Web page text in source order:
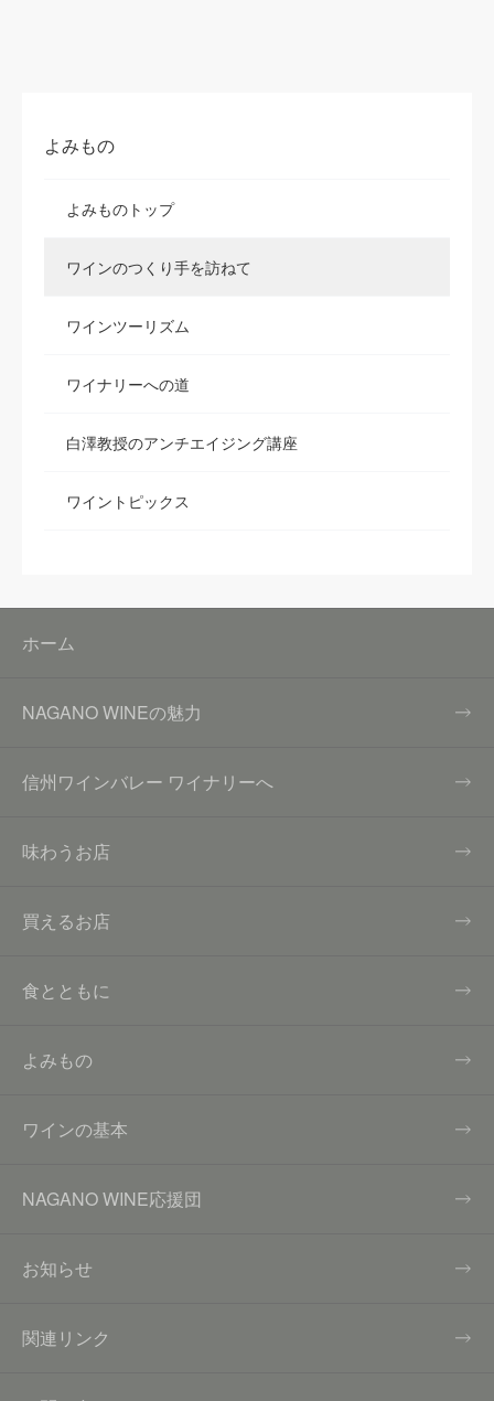
よみもの
よみものトップ
ワインのつくり手を訪ねて
ワインツーリズム
ワイナリーへの道
白澤教授のアンチエイジング講座
ワイントピックス
ホーム
NAGANO WINEの魅力
信州ワインバレー ワイナリーへ
味わうお店
買えるお店
食とともに
よみもの
ワインの基本
NAGANO WINE応援団
お知らせ
関連リンク